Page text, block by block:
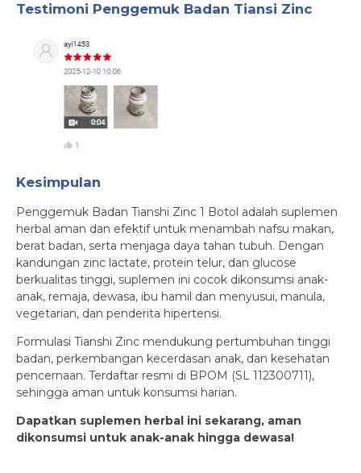
Testimoni Penggemuk Badan Tiansi Zinc
Kesimpulan
Penggemuk Badan Tianshi Zinc 1 Botol adalah suplemen
herbal aman dan efektif untuk menambah nafsu makan,
berat badan, serta menjaga daya tahan tubuh. Dengan
kandungan zinc lactate, protein telur, dan glucose
berkualitas tinggi, suplemen ini cocok dikonsumsi anak-
anak, remaja, dewasa, ibu hamil dan menyusui, manula,
vegetarian, dan penderita hipertensi.
Formulasi Tianshi Zinc mendukung pertumbuhan tinggi
badan, perkembangan kecerdasan anak, dan kesehatan
pencernaan. Terdaftar resmi di BPOM (SL 112300711),
sehingga aman untuk konsumsi harian.
Dapatkan suplemen herbal ini sekarang, aman
dikonsumsi untuk anak-anak hingga dewasa!